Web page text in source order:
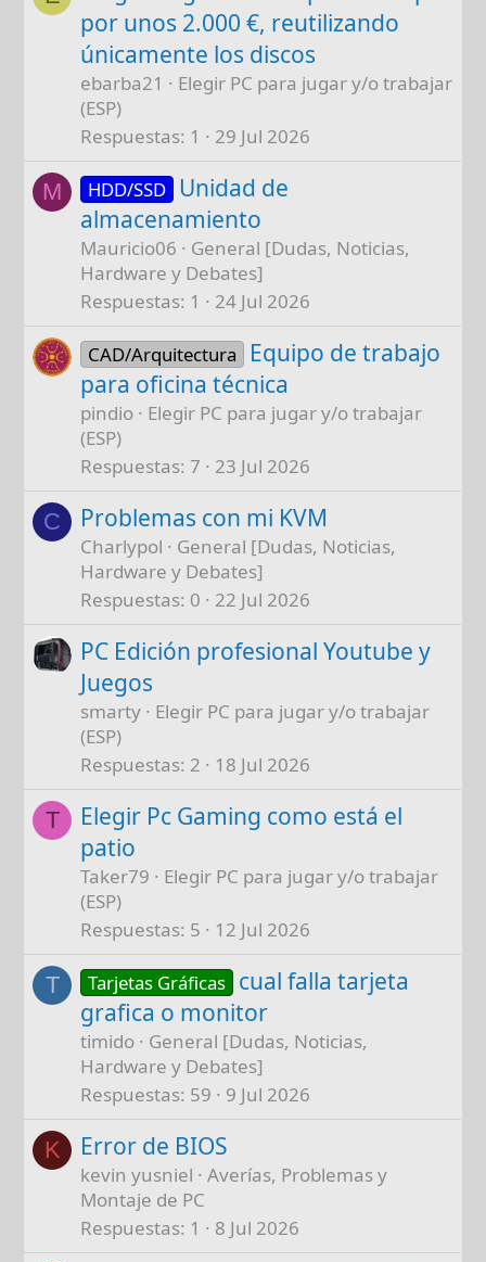
por unos 2.000 €, reutilizando
únicamente los discos
ebarba21
Elegir PC para jugar y/o trabajar
(ESP)
Respuestas 1 29 Jul 2026
M HDD/SSD Unidad de
almacenamiento
Mauricio06
General [Dudas, Noticias,
Hardware y Debates]
Respuestas 1 24 Jul 2026
CAD/Arquitectura
Equipo de trabajo
para oficina técnica
pindio
Elegir PC para jugar y/o trabajar
(ESP)
Respuestas 7 23 Jul 2026
C Problemas con mi KVM
Charlypol
General [Dudas, Noticias,
Hardware y Debates]
Respuestas 0 22 Jul 2026
PC Edición profesional Youtube y
Juegos
smarty
Elegir PC para jugar y/o trabajar
(ESP)
Respuestas 2 18 Jul 2026
T
Elegir Pc Gaming como está el
patio
Taker79
Elegir PC para jugar y/o trabajar
(ESP)
Respuestas 5 12 Jul 2026
T Tarjetas Gráficas cual falla tarjeta
grafica o monitor
timido
General [Dudas, Noticias,
Hardware y Debates]
Respuestas 59 9 Jul 2026
K Error de BIOS
kevin yusniel
Averías, Problemas y
Montaje de PC
Respuestas 1 8 Jul 2026